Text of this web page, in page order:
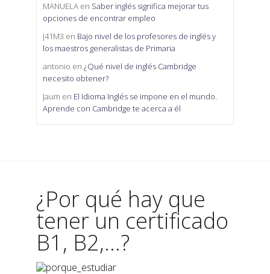
MANUELA en Saber inglés significa mejorar tus
opciones de encontrar empleo
J41M3 en Bajo nivel de los profesores de inglés y
los maestros generalistas de Primaria
antonio en ¿Qué nivel de inglés Cambridge
necesito obtener?
Jaum en El Idioma Inglés se impone en el mundo.
Aprende con Cambridge te acerca a él
¿Por qué hay que
tener un certificado
B1, B2,...?